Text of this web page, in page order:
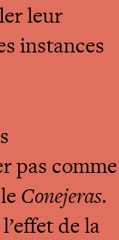
leur
instances
pas comme
Conejeras.
de la